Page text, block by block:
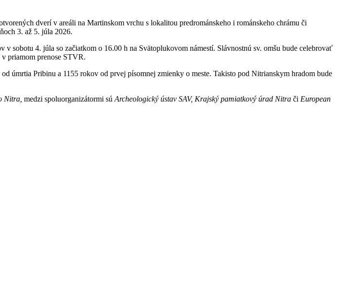
dverí v areáli na Martinskom vrchu s lokalitou predrománskeho i románskeho chrámu či
3. až 5. júla 2026.
v sobotu 4. júla so začiatkom o 16.00 h na Svätoplukovom námestí. Slávnostnú sv. omšu bude celebrovať
priamom prenose STVR.
úmrtia Pribinu a 1155 rokov od prvej písomnej zmienky o meste. Takisto pod Nitrianskym hradom bude
Nitra, medzi spoluorganizátormi sú Archeologický ústav SAV, Krajský pamiatkový úrad Nitra či European